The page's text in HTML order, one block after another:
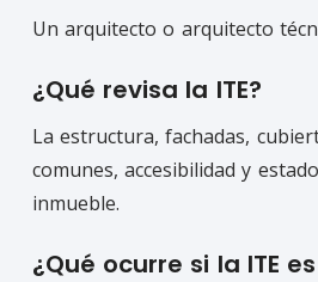
Un arquitecto o arquitecto
¿Qué revisa la ITE?
La estructura, fachadas,
comunes, accesibilidad y
inmueble.
¿Qué ocurre si la ITE